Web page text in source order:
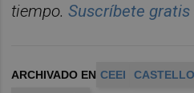
tiempo.Suscríbete
ARCHIVADO EN CEEI